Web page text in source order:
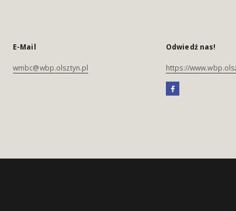
E-Mail
wmbc@wbp.olsztyn.pl
Odwiedź nas!
https://